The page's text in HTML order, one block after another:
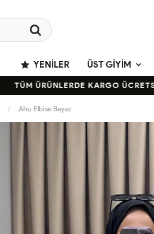
YENILER ÜST GIYIM
TÜM ÜRÜNLERDE KARGO ÜCRETSİZ!
Ahu Elbise Beyaz